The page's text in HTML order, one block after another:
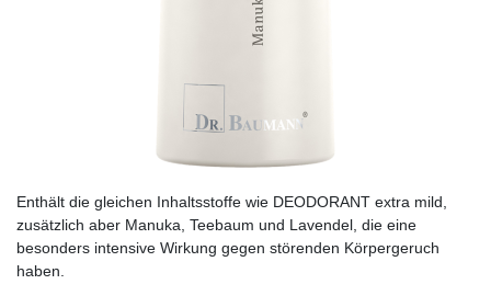
Enthält die gleichen Inhaltsstoffe wie DEODORANT extra mild,
zusätzlich aber Manuka, Teebaum und Lavendel, die eine
besonders intensive Wirkung gegen störenden Körpergeruch
haben.